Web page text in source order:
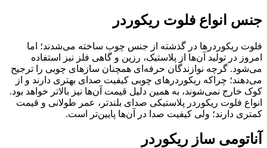
جنس انواع فلوت ریکوردر
فلوت ریکوردرها در گذشته از جنس چوب ساخته می‌شدند؛ اما
امروز در تولید آن‌ها از پلاستیک، رزین و گاهی فلز نیز استفاده
می‌شود. گرچه نوازندگان حرفه‌ای همچنان سازهای چوبی را ترجیح
می‌دهند؛ چراکه ریکوردرهای چوبی کیفیت صدای بهتری دارند و از
کوک خارج نمی‌شوند، به همین دلیل قیمت آن‌ها نیز بالاتر خواهد بود.
انواع فلوت ریکوردر پلاستیکی صدای بلندتر، عمر طولانی و قیمت
کمتری دارند؛ ولی کیفیت صدا در آن‌ها پایین‌تر است.
آناتومی ساز ریکوردر